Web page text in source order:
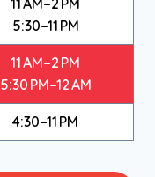
11 AM–2 PM
5:30–11 PM
11 AM–2 PM
5:30 PM–12 AM
4:30–11 PM